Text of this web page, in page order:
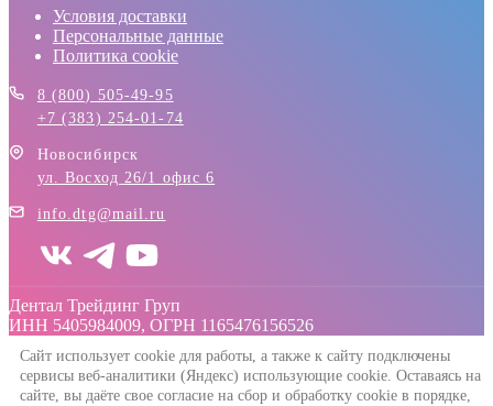
Условия доставки
Персональные данные
Политика cookie
8 (800) 505-49-95
+7 (383) 254-01-74
Новосибирск
ул. Восход 26/1 офис 6
info.dtg@mail.ru
Дентал Трейдинг Груп
ИНН 5405984009, ОГРН 1165476156526
Сайт использует cookie для работы, а также к сайту подключены
сервисы веб-аналитики (Яндекс) использующие cookie. Оставаясь на
сайте, вы даёте свое согласие на сбор и обработку cookie в порядке,